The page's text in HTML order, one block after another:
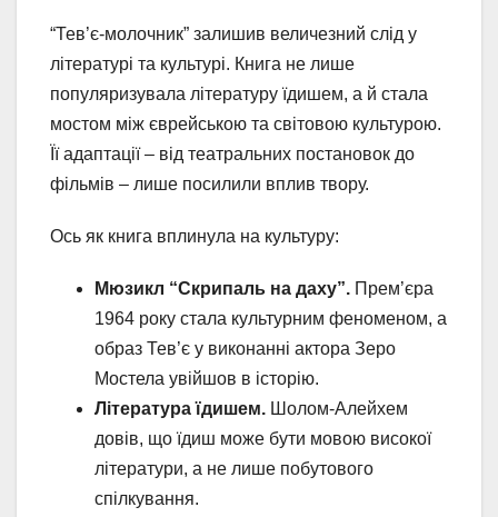
“Тев’є-молочник” залишив величезний слід у
літературі та культурі. Книга не лише
популяризувала літературу їдишем, а й стала
мостом між єврейською та світовою культурою.
Її адаптації – від театральних постановок до
фільмів – лише посилили вплив твору.
Ось як книга вплинула на культуру:
Мюзикл “Скрипаль на даху”. Прем’єра
1964 року стала культурним феноменом, а
образ Тев’є у виконанні актора Зеро
Мостела увійшов в історію.
Література їдишем. Шолом-Алейхем
довів, що їдиш може бути мовою високої
літератури, а не лише побутового
спілкування.